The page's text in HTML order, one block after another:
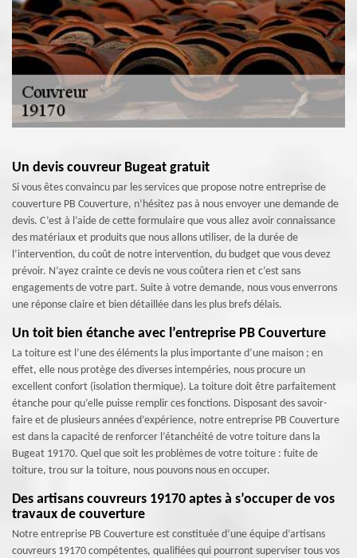
Un devis couvreur Bugeat gratuit
Si vous êtes convaincu par les services que propose notre entreprise de
couverture PB Couverture, n’hésitez pas à nous envoyer une demande de
devis. C’est à l’aide de cette formulaire que vous allez avoir connaissance
des matériaux et produits que nous allons utiliser, de la durée de
l’intervention, du coût de notre intervention, du budget que vous devez
prévoir. N’ayez crainte ce devis ne vous coûtera rien et c’est sans
engagements de votre part. Suite à votre demande, nous vous enverrons
une réponse claire et bien détaillée dans les plus brefs délais.
Un toit bien étanche avec l’entreprise PB Couverture
La toiture est l’une des éléments la plus importante d’une maison ; en
effet, elle nous protège des diverses intempéries, nous procure un
excellent confort (isolation thermique). La toiture doit être parfaitement
étanche pour qu’elle puisse remplir ces fonctions. Disposant des savoir-
faire et de plusieurs années d’expérience, notre entreprise PB Couverture
est dans la capacité de renforcer l’étanchéité de votre toiture dans la
Bugeat 19170. Quel que soit les problèmes de votre toiture : fuite de
toiture, trou sur la toiture, nous pouvons nous en occuper.
Des artisans couvreurs 19170 aptes à s’occuper de vos
travaux de couverture
Notre entreprise PB Couverture est constituée d’une équipe d’artisans
couvreurs 19170 compétentes, qualifiées qui pourront superviser tous vos